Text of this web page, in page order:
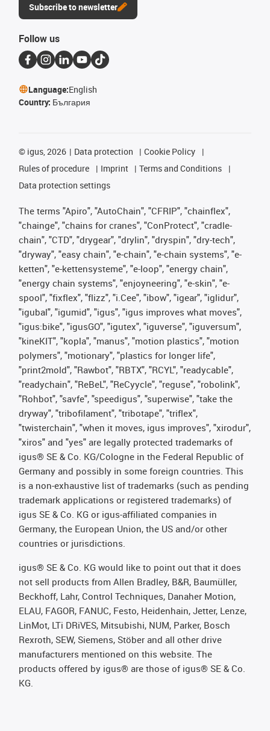
Subscribe to newsletter
Follow us
Language:English
Country: България
© igus, 2026 Data protection
Cookie Policy
Rules of procedure
Imprint
Terms and Conditions
Data protection settings
The terms "Apiro", "AutoChain", "CFRIP", "chainflex",
"chainge", "chains for cranes", "ConProtect", "cradle-
chain", "CTD", "drygear", "drylin", "dryspin", "dry-tech",
"dryway", "easy chain", "e-chain", "e-chain systems", "e-
ketten", "e-kettensysteme", "e-loop", "energy chain",
"energy chain systems", "enjoyneering", "e-skin", "e-
spool", "fixflex", "flizz", "i.Cee", "ibow", "igear", "iglidur",
"igubal", "igumid", "igus", "igus improves what moves",
"igus:bike", "igusGO", "igutex", "iguverse", "iguversum",
"kineKIT", "kopla", "manus", "motion plastics", "motion
polymers", "motionary", "plastics for longer life",
"print2mold", "Rawbot", "RBTX", "RCYL", "readycable",
"readychain", "ReBeL", "ReCyycle", "reguse", "robolink",
"Rohbot", "savfe", "speedigus", "superwise", "take the
dryway", "tribofilament", "tribotape", "triflex",
"twisterchain", "when it moves, igus improves", "xirodur",
"xiros" and "yes" are legally protected trademarks of
igus® SE & Co. KG/Cologne in the Federal Republic of
Germany and possibly in some foreign countries. This
is a non-exhaustive list of trademarks (such as pending
trademark applications or registered trademarks) of
igus SE & Co. KG or igus-affiliated companies in
Germany, the European Union, the US and/or other
countries or jurisdictions.
igus® SE & Co. KG would like to point out that it does
not sell products from Allen Bradley, B&R, Baumüller,
Beckhoff, Lahr, Control Techniques, Danaher Motion,
ELAU, FAGOR, FANUC, Festo, Heidenhain, Jetter, Lenze,
LinMot, LTi DRiVES, Mitsubishi, NUM, Parker, Bosch
Rexroth, SEW, Siemens, Stöber and all other drive
manufacturers mentioned on this website. The
products offered by igus® are those of igus® SE & Co.
KG.